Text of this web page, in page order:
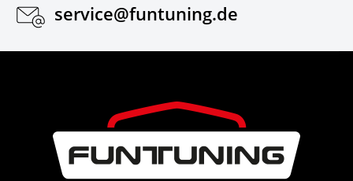
service@funtuning.de